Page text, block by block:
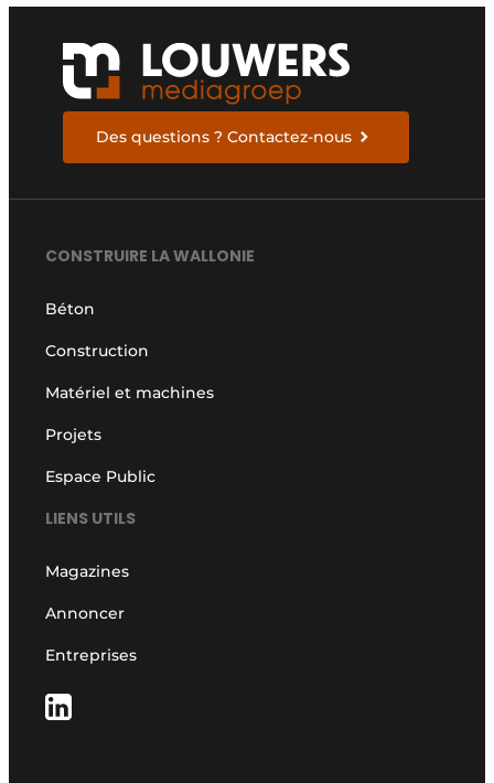
Des questions ? Contactez-nous
CONSTRUIRE LA WALLONIE
Béton
Construction
Matériel et machines
Projets
Espace Public
LIENS UTILS
Magazines
Annoncer
Entreprises